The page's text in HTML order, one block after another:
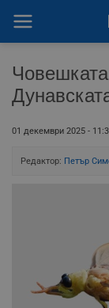
01 декември 2025 -
Редактор: Петър